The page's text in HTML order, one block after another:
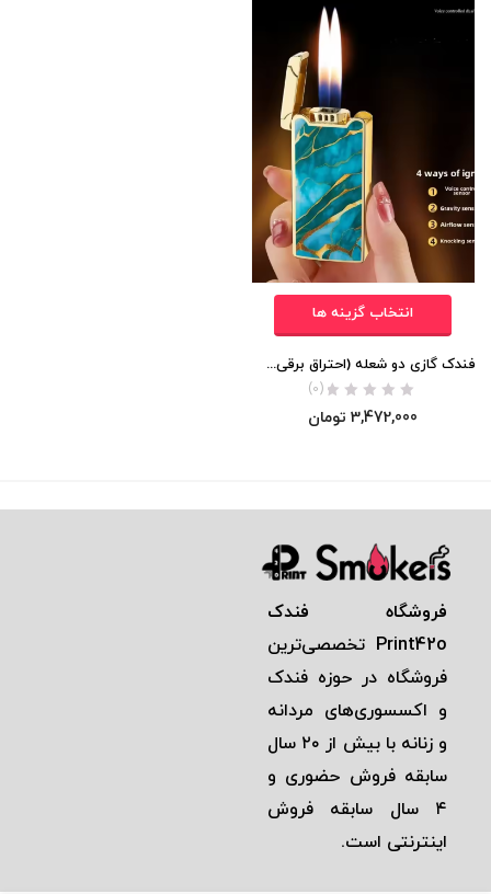
انتخاب گزینه ها
فندک گازی دو شعله (احتراق برقی با فرمان صوتی) اورجینال
(0)
3,472,000 تومان
فروشگاه فندک
Print42o تخصصی‌ترين
فروشگاه در حوزه فندک
و اكسسوری‌های مردانه
و زنانه با بيش از ٢٠ سال
سابقه فروش حضوری و
٤ سال سابقه فروش
اينترنتی است.